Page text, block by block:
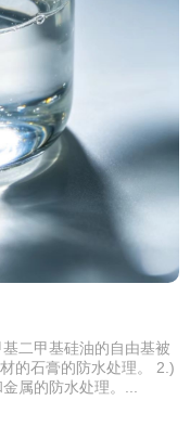
二甲基硅油的自由基被
的石膏的防水处理。 2.)
属的防水处理。...